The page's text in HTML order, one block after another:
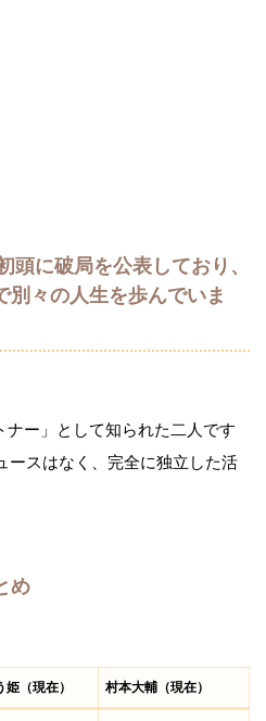
頭に破局を公表しており、
別々の人生を歩んでいま
ー」として知られた二人です
ースはなく、完全に独立した活
め
（現在） 村本大輔（現在）